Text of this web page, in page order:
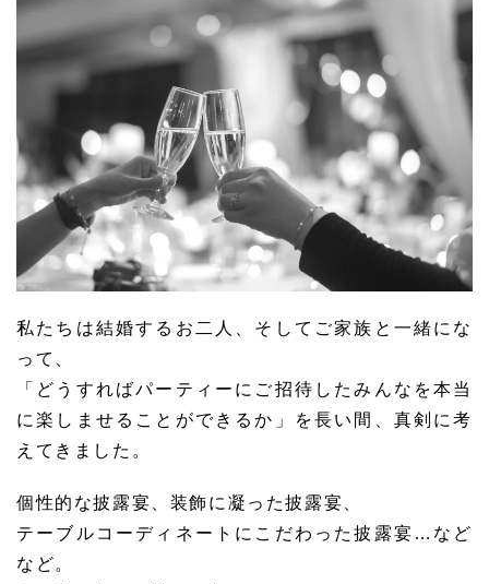
私たちは結婚するお二人、そしてご家族と一緒にな
って、
「どうすればパーティーにご招待したみんなを本当
に楽しませることができるか」を長い間、真剣に考
えてきました。
個性的な披露宴、装飾に凝った披露宴、
テーブルコーディネートにこだわった披露宴…など
など。